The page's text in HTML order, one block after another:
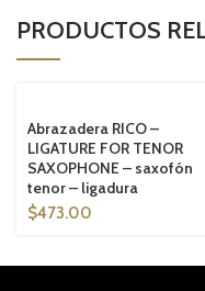
PRODUCTOS
Abrazadera RICO –
LIGATURE FOR TENOR
SAXOPHONE – saxofón
tenor – ligadura
$473.00